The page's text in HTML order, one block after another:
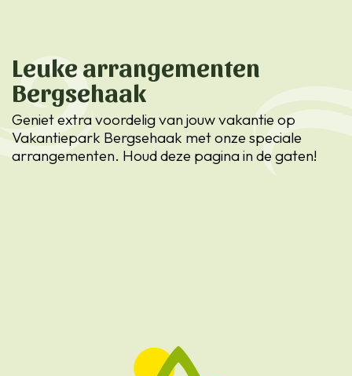
Leuke arrangementen
Bergsehaak
Geniet extra voordelig van jouw vakantie op
Vakantiepark Bergsehaak met onze speciale
arrangementen. Houd deze pagina in de gaten!